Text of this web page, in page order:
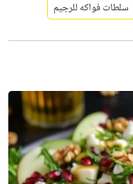
سلطات فواكه للرجيم